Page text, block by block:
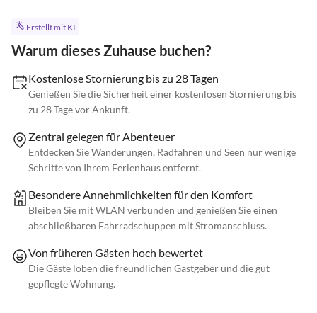
Erstellt mit KI
Warum dieses Zuhause buchen?
Kostenlose Stornierung bis zu 28 Tagen
Genießen Sie die Sicherheit einer kostenlosen Stornierung bis
zu 28 Tage vor Ankunft.
Zentral gelegen für Abenteuer
Entdecken Sie Wanderungen, Radfahren und Seen nur wenige
Schritte von Ihrem Ferienhaus entfernt.
Besondere Annehmlichkeiten für den Komfort
Bleiben Sie mit WLAN verbunden und genießen Sie einen
abschließbaren Fahrradschuppen mit Stromanschluss.
Von früheren Gästen hoch bewertet
Die Gäste loben die freundlichen Gastgeber und die gut
gepflegte Wohnung.